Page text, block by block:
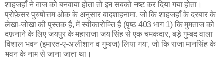
शाहजहाँ ने ताज को बनवाया होता तो इन सबको नष्ट कर दिया गया होता।
प्रोफ़ेसर पुरुषोत्तम ओक के अनुसार बादशाहनामा, जो कि शाहजहाँ के दरबार के
लेखा-जोखा की पुस्तक है, में स्वीकारोक्ति है (पृष्ठ 403 भाग 1) कि मुमताज को
दफ़नाने के लिए जयपुर के महाराजा जय सिंह से एक चमकदार, बड़े गुम्बद वाला
विशाल भवन (इमारत-ए-आलीशान व गुम्बज) लिया गया, जो कि राजा मानसिंह के
भवन के नाम से जाना जाता था।